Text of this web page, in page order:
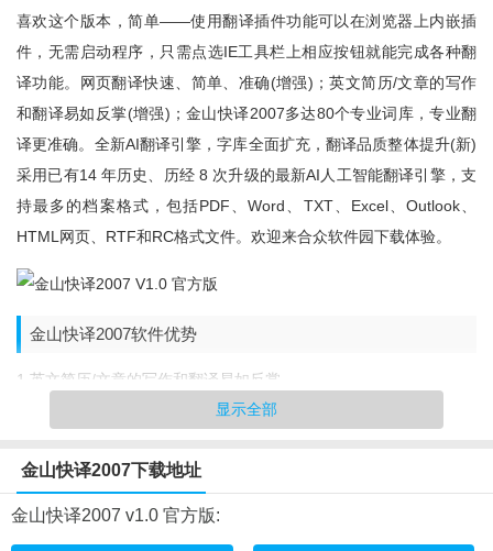
喜欢这个版本，简单——使用翻译插件功能可以在浏览器上内嵌插
件，无需启动程序，只需点选IE工具栏上相应按钮就能完成各种翻
译功能。网页翻译快速、简单、准确(增强)；英文简历/文章的写作
和翻译易如反掌(增强)；金山快译2007多达80个专业词库，专业翻
译更准确。全新AI翻译引擎，字库全面扩充，翻译品质整体提升(新)
采用已有14 年历史、历经 8 次升级的最新AI人工智能翻译引擎，支
持最多的档案格式，包括PDF、Word、TXT、Excel、Outlook、
HTML网页、RTF和RC格式文件。欢迎来合众软件园下载体验。
金山快译2007软件优势
1.英文简历/文章的写作和翻译易如反掌
2.多达80个专业词库，专业翻译更准确，对专业辞书进行了增补修
英汉、汉英翻译特别优化。中英、英中、日中专业翻译更准确。
3.采用已有17 年历史、历经 10 次升级的全新AI人工智能翻译引
显示全部
金山快译2007下载地址
金山快译2007 v1.0 官方版: